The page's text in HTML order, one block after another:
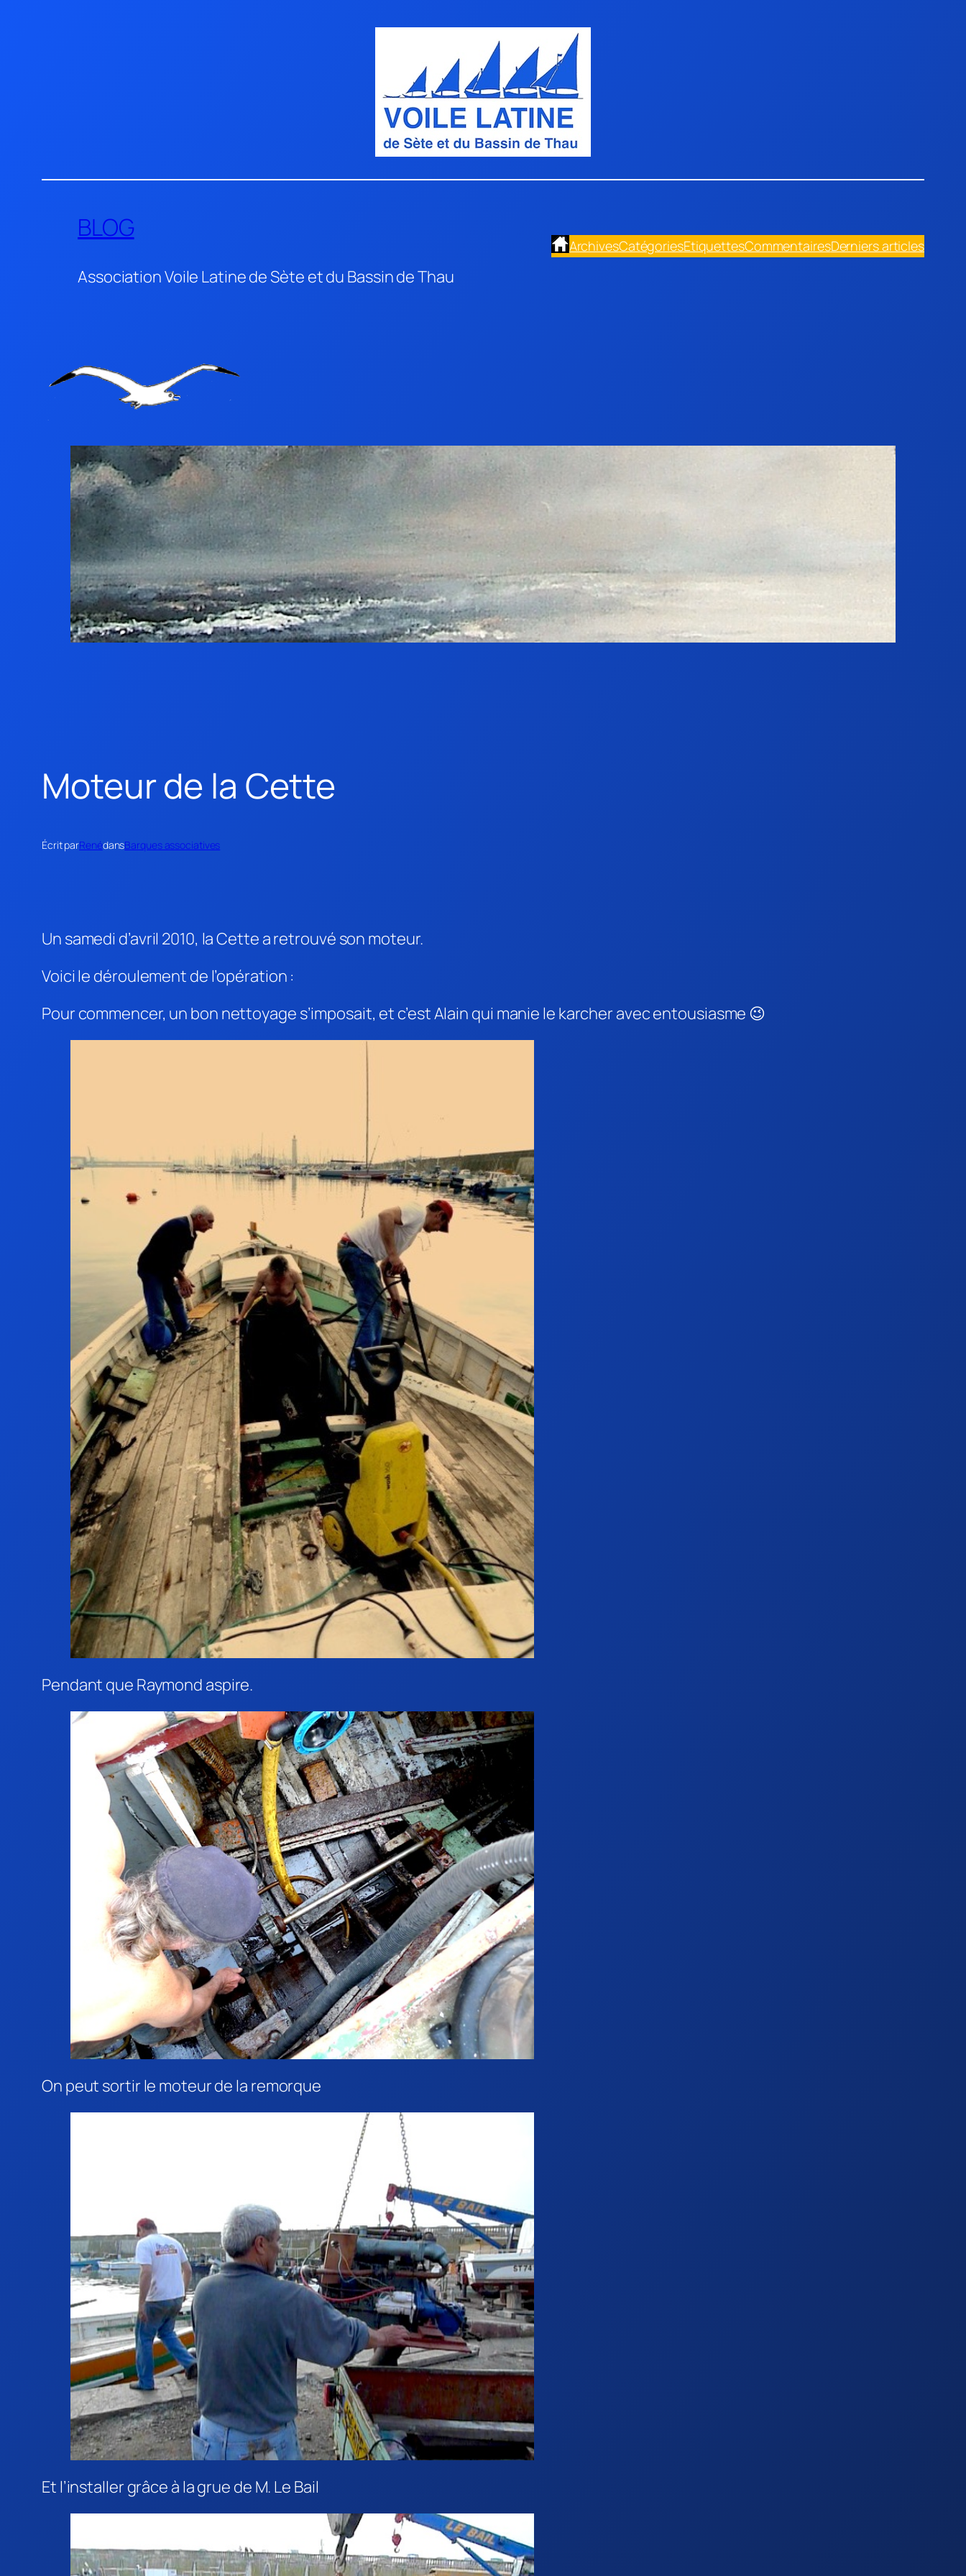
BLOG
Association Voile Latine de Sète et du Bassin de Thau
ArchivesCatégoriesEtiquettesCommentairesDerniers articles
Moteur de la Cette
Écrit parRenédansBarques associatives
Un samedi d’avril 2010, la Cette a retrouvé son moteur.
Voici le déroulement de l’opération :
Pour commencer, un bon nettoyage s’imposait, et c’est Alain qui manie le karcher avec entousiasme 😉
Pendant que Raymond aspire.
On peut sortir le moteur de la remorque
Et l’installer grâce à la grue de M. Le Bail